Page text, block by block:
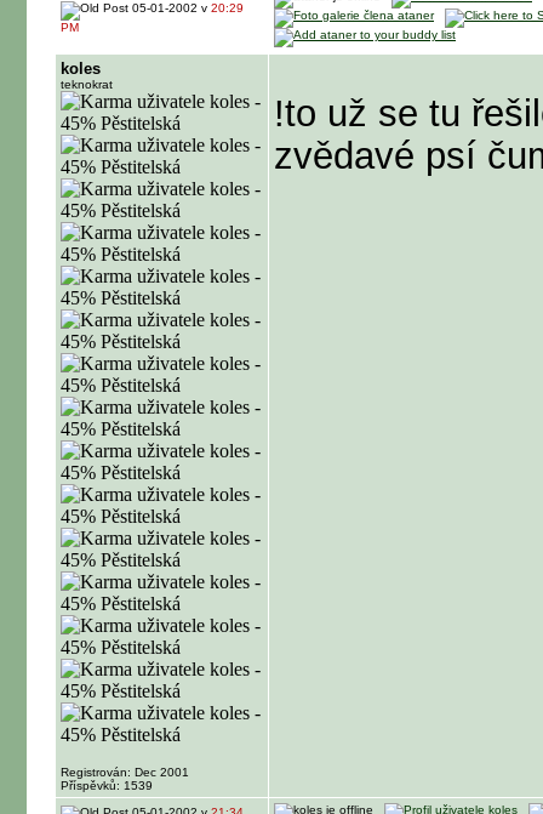
05-01-2002 v 20:29
PM
koles
teknokrat
Registrován: Dec 2001
Příspěvků: 1539
!to už se tu
zvědavé psí